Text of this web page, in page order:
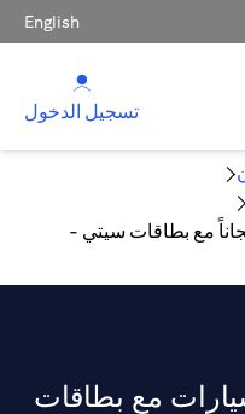
English
تسجيل الدخول
مع بطاقات سيتي -
مع بطاقات